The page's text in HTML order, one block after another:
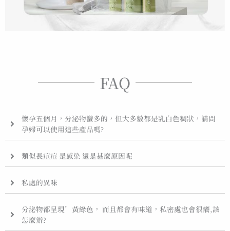
FAQ
懷孕五個月，分泌物蠻多的，但大多數都是乳白色稠狀，請問
孕婦可以使用這些產品嗎?
類似長痘痘 是感染 還是甚麼原因呢
私處的異味
分泌物都呈現’黃綠色， 而且都會有味道，私密處也會很癢,該
怎麼辦?